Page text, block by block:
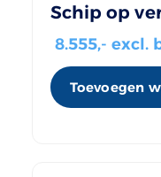
Schip op
8.555,- excl.
Toevoegen